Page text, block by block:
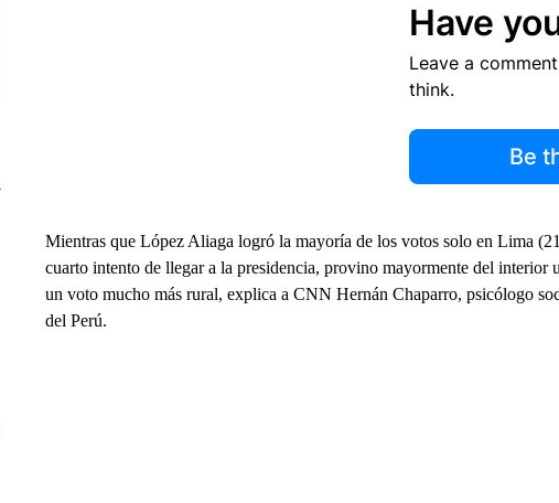
Have
Leave a
think.
Be
Mientras que López Aliaga logró la mayoría de los votos solo en Lima
cuarto intento de llegar a la presidencia, provino mayormente del interior
un voto mucho más rural, explica a CNN Hernán Chaparro, psicólogo
del Perú.